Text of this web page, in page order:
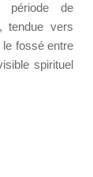
période de
tendue vers
le fossé entre
spirituel